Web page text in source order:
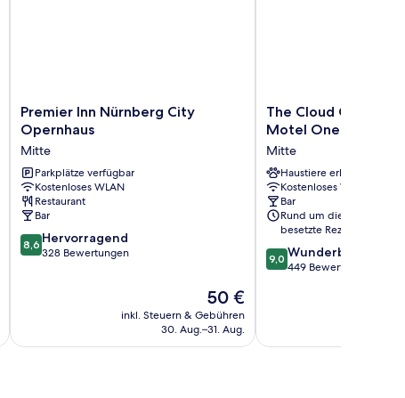
Premier
Inn
Nürnberg
City
Opernhaus
Mitte
Premier Inn Nürnberg City
Opernhaus
Mitte
Parkplätze verfügbar
Kostenloses WLAN
Restaurant
Bar
8.6
von
8,6 Hervorragend
328 Bewertungen
Der
Preis
beträgt
50 €
inkl. Steuern & Gebühren
30. Aug.–31. Aug.
The
Cloud
Nürnberg,
by
the
Motel
One
Group
Mitte
The Cloud One
Motel One Group
Mitte
Haustiere erlaubt
Kostenloses WLAN
Bar
Rund um die Uhr
besetzte Rezeption
9.0
von
9,0 Wunderbar
449 Bewertungen